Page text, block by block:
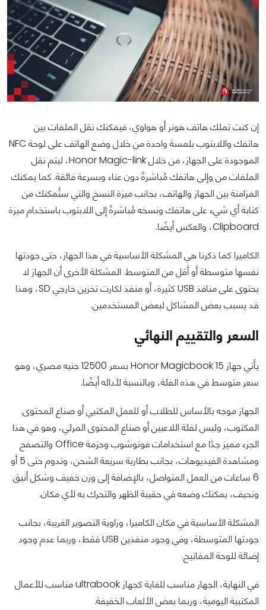
إن كنت تملك هاتف هونر أو هواوي، فيمكنك نقل الملفات بين
هاتفك واللابتوب بلمسة واحدة من خلال وضع الهاتف على لوحة NFC
الموجودة على الجهاز، من خلال Honor Magic-link، ليتم نقل
الملفات من وإلى هاتفك مُباشرةً دون عناء وبسرعة فائقة. كما يمكنك
المزامنة بين الجهاز والهاتف، بجانب ميزة النسخ والتي ستُمكنك من
كتابة أي شيء على هاتفك ونسخه مُباشرةً إلى اللابتوب باستخدام ميزة
Clipboard، والعكس أيضًا.
الكاميرا كما ذكرنا هي المشكلة الأساسية في هذا الجهاز، حتى جودتها
نفسها متوسطة أو أقل من المتوسط. المشكلة الأخرى أن الجهاز لا
يحتوى على منافذ USB كثيرة، أو منفذ لكارت تخزين خارجي SD، وهذا
قد يسبب بعض المشاكل لبعض المستخدمين.
السعر والتقييم النهائي
يأتي جهاز Honor Magicbook 15 بسعر 12500 جنيه مصري، وهو
سعر متوسط في هذه الفئة، وبالنسبة لأدائه أيضًا.
الجهاز موجه بالأساس للطلاب أو للعمل المكتبي أو صناع المحتوى
المكتوب، وليس لفئة اللاعبين أو صناع المحتوى المرئي، وهو في هذا
الجزء مميز جدًا مع استخدامات فوتوشوب وحزمة Office والتصفح
ومشاهدة الفيديوهات، بجانب بطارية سريعة الشحن، وتدوم حتى 5 أو
6 ساعات من العمل المتواصل، بالإضافة إلى وزن خفيف وشكل أنيق
ونحيف، يمكنك وضعه في حقيبة الظهر والتحرك به لأي مكان.
المشكلة الأساسية في مكان الكاميرا، وزاوية التصوير الغريبة، بجانب
جودتها المتوسطة، وفي وجود منفذين USB فقط، وربما عدم وجود
إضائة للوحة المفاتيح.
في النهاية، الجهاز مناسب للغاية كجهاز ultrabook مناسب للأعمال
المكتبية اليومية، وربما بعض الألعاب الخفيفة.